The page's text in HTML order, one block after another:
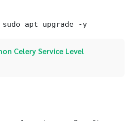
sudo apt upgrade -y
Celery Service Level